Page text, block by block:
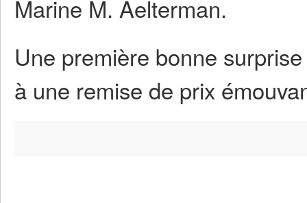
Marine M. Aelterman.
Une première bonne
à une remise de prix